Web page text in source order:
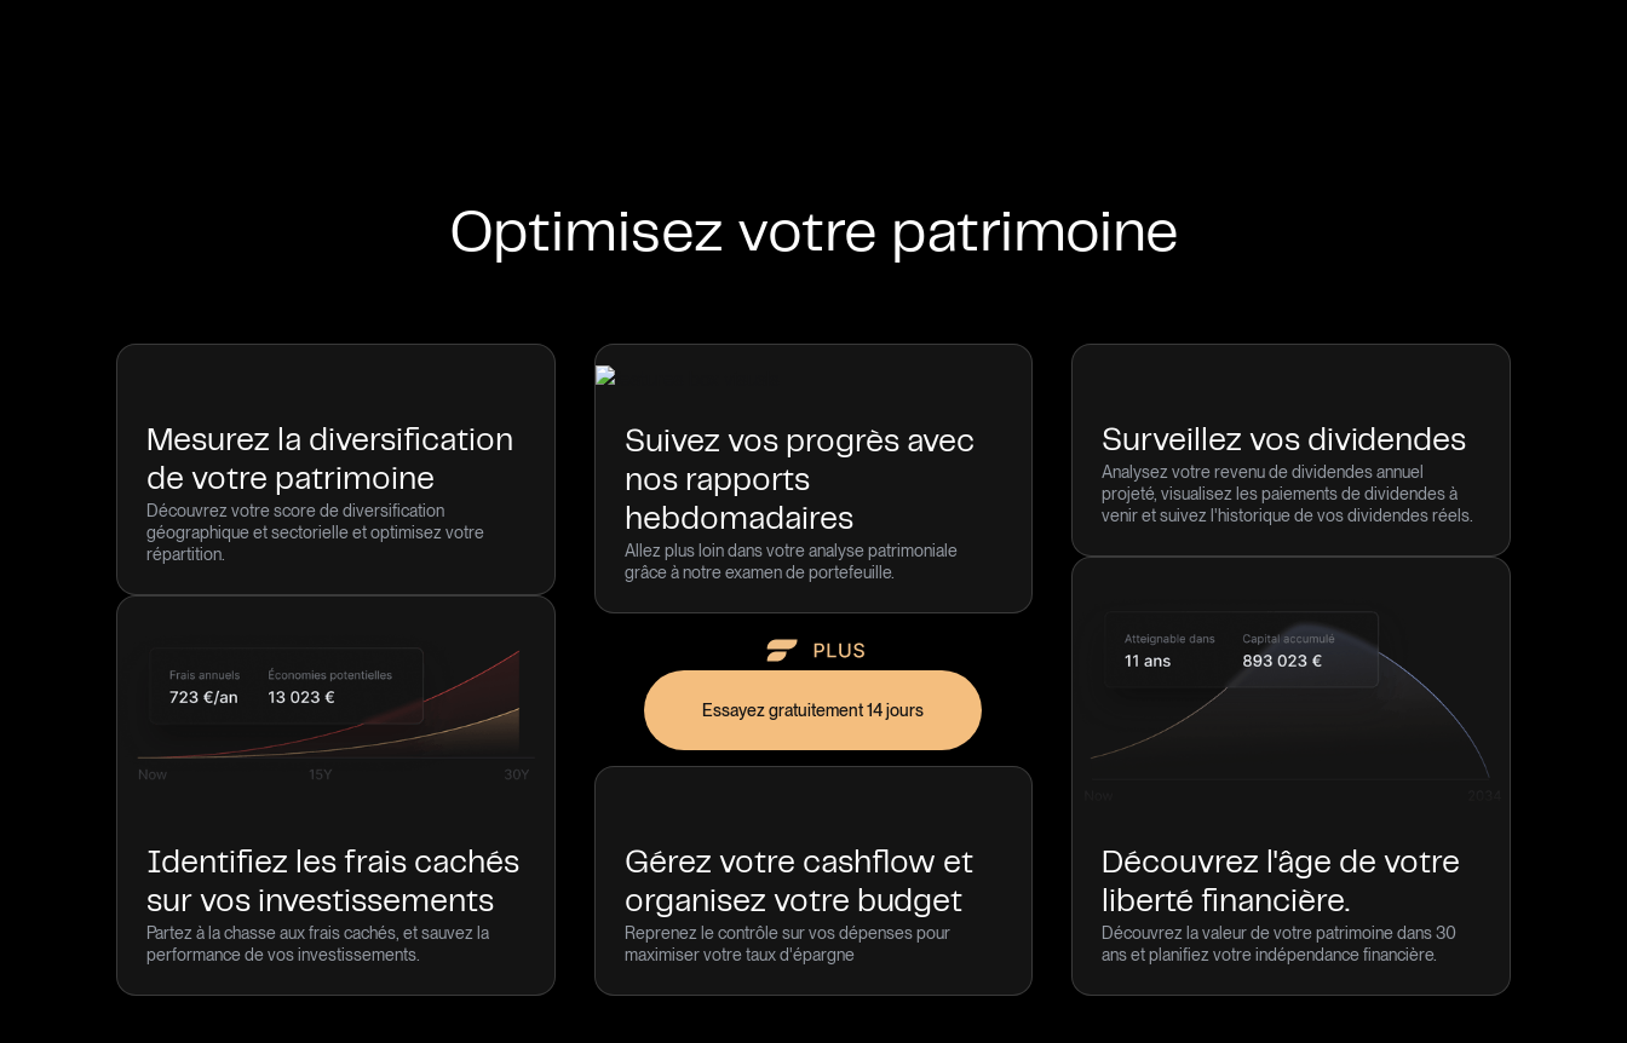
Optimisez votre patrimoine
Mesurez la diversification
de votre patrimoine
Découvrez votre score de diversification
géographique et sectorielle et optimisez votre
répartition.
Identifiez les frais cachés
sur vos investissements
Partez à la chasse aux frais cachés, et sauvez la
performance de vos investissements.
Suivez vos progrès avec
nos rapports
hebdomadaires
Allez plus loin dans votre analyse patrimoniale
grâce à notre examen de portefeuille.
Essayez gratuitement 14 jours
Gérez votre cashflow et
organisez votre budget
Reprenez le contrôle sur vos dépenses pour
maximiser votre taux d'épargne
Surveillez vos dividendes
Analysez votre revenu de dividendes annuel
projeté, visualisez les paiements de dividendes à
venir et suivez l'historique de vos dividendes réels.
Découvrez l'âge de votre
liberté financière.
Découvrez la valeur de votre patrimoine dans 30
ans et planifiez votre indépendance financière.